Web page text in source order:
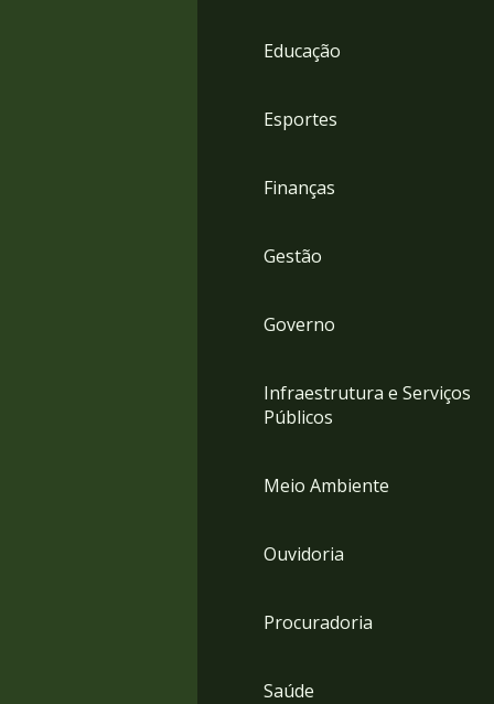
Educação
Esportes
Finanças
Gestão
Governo
Infraestrutura e Serviços
Públicos
Meio Ambiente
Ouvidoria
Procuradoria
Saúde